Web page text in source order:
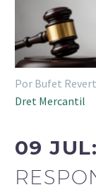
Por Bufet
Dret Mercantil
09 JUL: